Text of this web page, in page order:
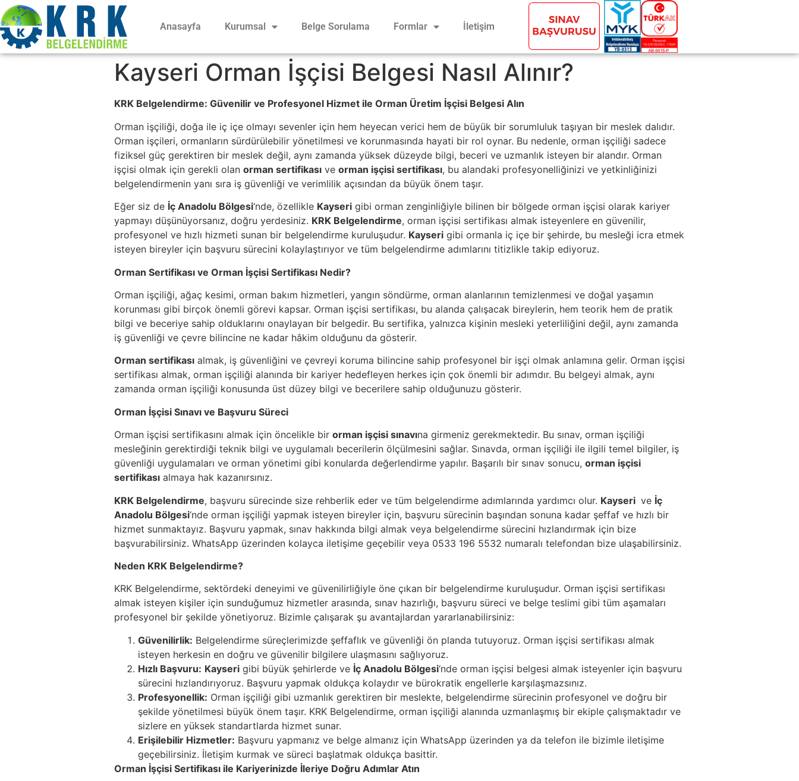
Anasayfa Kurumsal Belge Sorulama Formlar İletişim
Kayseri Orman İşçisi Belgesi Nasıl Alınır?
KRK Belgelendirme: Güvenilir ve Profesyonel Hizmet ile Orman Üretim İşçisi Belgesi Alın
Orman işçiliği, doğa ile iç içe olmayı sevenler için hem heyecan verici hem de büyük bir sorumluluk taşıyan bir meslek dalıdır.
Orman işçileri, ormanların sürdürülebilir yönetilmesi ve korunmasında hayati bir rol oynar. Bu nedenle, orman işçiliği sadece
fiziksel güç gerektiren bir meslek değil, aynı zamanda yüksek düzeyde bilgi, beceri ve uzmanlık isteyen bir alandır. Orman
işçisi olmak için gerekli olan orman sertifikası ve orman işçisi sertifikası, bu alandaki profesyonelliğinizi ve yetkinliğinizi
belgelendirmenin yanı sıra iş güvenliği ve verimlilik açısından da büyük önem taşır.
Eğer siz de İç Anadolu Bölgesi‘nde, özellikle Kayseri gibi orman zenginliğiyle bilinen bir bölgede orman işçisi olarak kariyer
yapmayı düşünüyorsanız, doğru yerdesiniz. KRK Belgelendirme, orman işçisi sertifikası almak isteyenlere en güvenilir,
profesyonel ve hızlı hizmeti sunan bir belgelendirme kuruluşudur. Kayseri gibi ormanla iç içe bir şehirde, bu mesleği icra etmek
isteyen bireyler için başvuru sürecini kolaylaştırıyor ve tüm belgelendirme adımlarını titizlikle takip ediyoruz.
Orman Sertifikası ve Orman İşçisi Sertifikası Nedir?
Orman işçiliği, ağaç kesimi, orman bakım hizmetleri, yangın söndürme, orman alanlarının temizlenmesi ve doğal yaşamın
korunması gibi birçok önemli görevi kapsar. Orman işçisi sertifikası, bu alanda çalışacak bireylerin, hem teorik hem de pratik
bilgi ve beceriye sahip olduklarını onaylayan bir belgedir. Bu sertifika, yalnızca kişinin mesleki yeterliliğini değil, aynı zamanda
iş güvenliği ve çevre bilincine ne kadar hâkim olduğunu da gösterir.
Orman sertifikası almak, iş güvenliğini ve çevreyi koruma bilincine sahip profesyonel bir işçi olmak anlamına gelir. Orman işçisi
sertifikası almak, orman işçiliği alanında bir kariyer hedefleyen herkes için çok önemli bir adımdır. Bu belgeyi almak, aynı
zamanda orman işçiliği konusunda üst düzey bilgi ve becerilere sahip olduğunuzu gösterir.
Orman İşçisi Sınavı ve Başvuru Süreci
Orman işçisi sertifikasını almak için öncelikle bir orman işçisi sınavına girmeniz gerekmektedir. Bu sınav, orman işçiliği
mesleğinin gerektirdiği teknik bilgi ve uygulamalı becerilerin ölçülmesini sağlar. Sınavda, orman işçiliği ile ilgili temel bilgiler, iş
güvenliği uygulamaları ve orman yönetimi gibi konularda değerlendirme yapılır. Başarılı bir sınav sonucu, orman işçisi
sertifikası almaya hak kazanırsınız.
KRK Belgelendirme, başvuru sürecinde size rehberlik eder ve tüm belgelendirme adımlarında yardımcı olur. Kayseri ve İç
Anadolu Bölgesi‘nde orman işçiliği yapmak isteyen bireyler için, başvuru sürecinin başından sonuna kadar şeffaf ve hızlı bir
hizmet sunmaktayız. Başvuru yapmak, sınav hakkında bilgi almak veya belgelendirme sürecini hızlandırmak için bize
başvurabilirsiniz. WhatsApp üzerinden kolayca iletişime geçebilir veya 0533 196 5532 numaralı telefondan bize ulaşabilirsiniz.
Neden KRK Belgelendirme?
KRK Belgelendirme, sektördeki deneyimi ve güvenilirliğiyle öne çıkan bir belgelendirme kuruluşudur. Orman işçisi sertifikası
almak isteyen kişiler için sunduğumuz hizmetler arasında, sınav hazırlığı, başvuru süreci ve belge teslimi gibi tüm aşamaları
profesyonel bir şekilde yönetiyoruz. Bizimle çalışarak şu avantajlardan yararlanabilirsiniz:
Güvenilirlik: Belgelendirme süreçlerimizde şeffaflık ve güvenliği ön planda tutuyoruz. Orman işçisi sertifikası almak
isteyen herkesin en doğru ve güvenilir bilgilere ulaşmasını sağlıyoruz.
Hızlı Başvuru: Kayseri gibi büyük şehirlerde ve İç Anadolu Bölgesi‘nde orman işçisi belgesi almak isteyenler için başvuru
sürecini hızlandırıyoruz. Başvuru yapmak oldukça kolaydır ve bürokratik engellerle karşılaşmazsınız.
Profesyonellik: Orman işçiliği gibi uzmanlık gerektiren bir meslekte, belgelendirme sürecinin profesyonel ve doğru bir
şekilde yönetilmesi büyük önem taşır. KRK Belgelendirme, orman işçiliği alanında uzmanlaşmış bir ekiple çalışmaktadır ve
sizlere en yüksek standartlarda hizmet sunar.
Erişilebilir Hizmetler: Başvuru yapmanız ve belge almanız için WhatsApp üzerinden ya da telefon ile bizimle iletişime
geçebilirsiniz. İletişim kurmak ve süreci başlatmak oldukça basittir.
Orman İşçisi Sertifikası ile Kariyerinizde İleriye Doğru Adımlar Atın